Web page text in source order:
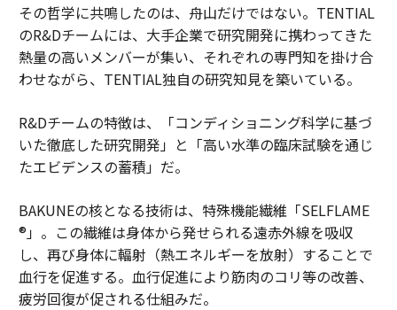
その哲学に共鳴したのは、舟山だけではない。TENTIAL
のR&Dチームには、大手企業で研究開発に携わってきた
熱量の高いメンバーが集い、それぞれの専門知を掛け合
わせながら、TENTIAL独自の研究知見を築いている。
R&Dチームの特徴は、「コンディショニング科学に基づ
いた徹底した研究開発」と「高い水準の臨床試験を通じ
たエビデンスの蓄積」だ。
BAKUNEの核となる技術は、特殊機能繊維「SELFLAME
®」。この繊維は身体から発せられる遠赤外線を吸収
し、再び身体に輻射（熱エネルギーを放射）することで
血行を促進する。血行促進により筋肉のコリ等の改善、
疲労回復が促される仕組みだ。